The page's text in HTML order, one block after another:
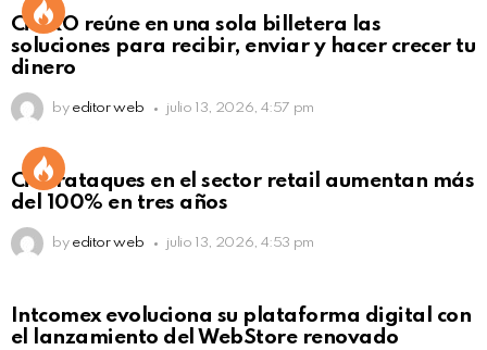
Not Safe For Work
Click to view this post
CiNKO reúne en una sola billetera las
soluciones para recibir, enviar y hacer crecer tu
dinero
by editor web julio 13, 2026, 4:57 pm
Ciberataques en el sector retail aumentan más
del 100% en tres años
by editor web julio 13, 2026, 4:53 pm
Intcomex evoluciona su plataforma digital con
el lanzamiento del WebStore renovado